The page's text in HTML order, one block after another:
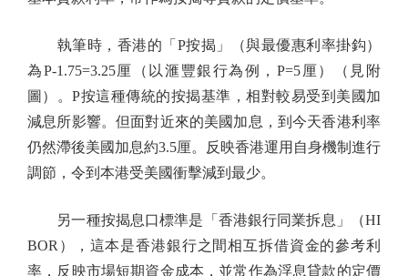
執筆時，香港的「P按揭」（與最優惠利率掛鈎）
為P-1.75=3.25厘（以滙豐銀行為例，P=5厘）（見附
圖）。P按這種傳統的按揭基準，相對較易受到美國加
減息所影響。但面對近來的美國加息，到今天香港利率
仍然滯後美國加息約3.5厘。反映香港運用自身機制進行
調節，令到本港受美國衝擊減到最少。
另一種按揭息口標準是「香港銀行同業拆息」（HI
BOR），這本是香港銀行之間相互拆借資金的參考利
率，反映市場短期資金成本，並常作為浮息貸款的定價